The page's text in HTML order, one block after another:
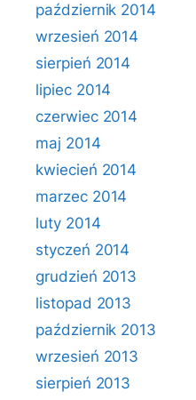
październik 2014
wrzesień 2014
sierpień 2014
lipiec 2014
czerwiec 2014
maj 2014
kwiecień 2014
marzec 2014
luty 2014
styczeń 2014
grudzień 2013
listopad 2013
październik 2013
wrzesień 2013
sierpień 2013